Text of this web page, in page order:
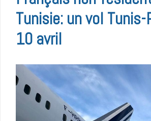
Tunisie: un vol
10 avril